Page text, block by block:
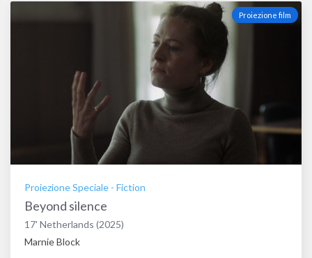
Proiezione film
Proiezione Speciale - Fiction
Beyond silence
17' Netherlands (2025)
Marnie Block